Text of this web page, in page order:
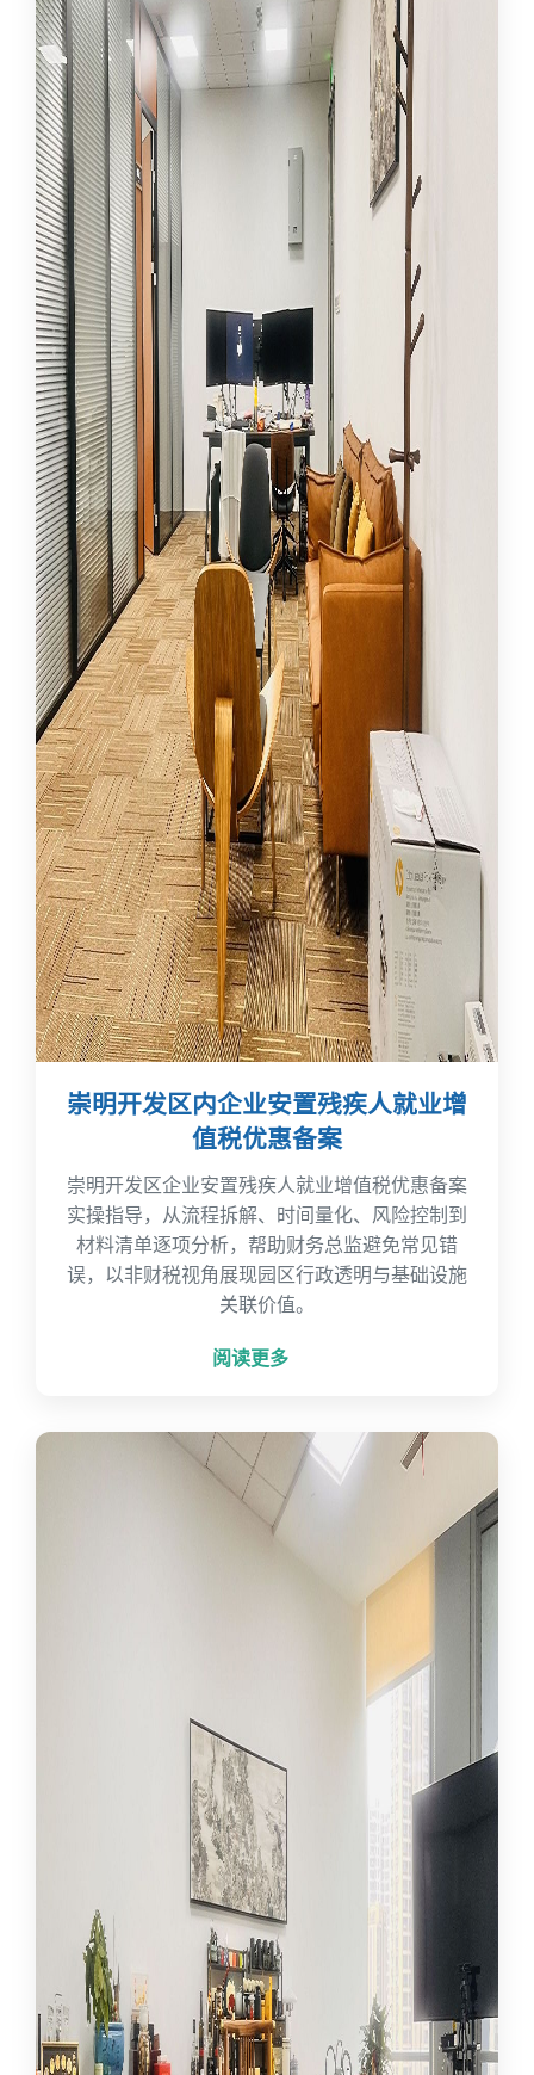
崇明开发区内企业安置残疾人就业增
值税优惠备案
崇明开发区企业安置残疾人就业增值税优惠备案
实操指导，从流程拆解、时间量化、风险控制到
材料清单逐项分析，帮助财务总监避免常见错
误，以非财税视角展现园区行政透明与基础设施
关联价值。
阅读更多